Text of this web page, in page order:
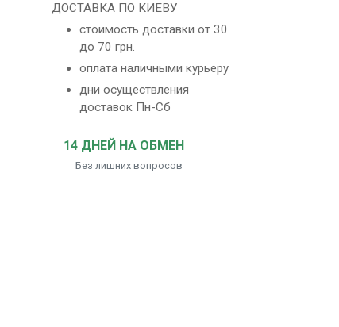
ДОСТАВКА ПО КИЕВУ
стоимость доставки от 30
до 70 грн.
оплата наличными курьеру
дни осуществления
доставок Пн-Сб
14 ДНЕЙ НА ОБМЕН
Без лишних вопросов